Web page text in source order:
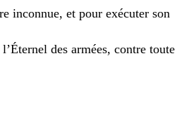
inconnue, et pour exécuter son
l’Éternel des armées, contre toute